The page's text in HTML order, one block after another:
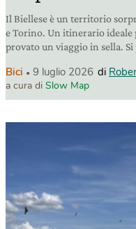
Il Biellese è un territorio
e Torino. Un itinerario ideale
provato un viaggio in sella.
Bici 9 luglio 2026 di
a cura di Slow Map